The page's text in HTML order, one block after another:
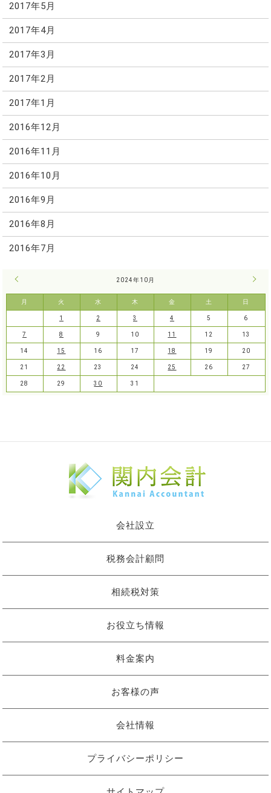
2017年5月
2017年4月
2017年3月
2017年2月
2017年1月
2016年12月
2016年11月
2016年10月
2016年9月
2016年8月
2016年7月
2024年10月
月 火 水 木 金 土 日
11
1 2 3 4 5 6
7 8 9 10 11 12 13
14 15 16 17 18 19 20
21 22 23 24 25 26 27
28 29 30 31
会社設立
税務会計顧問
相続税対策
お役立ち情報
料金案内
お客様の声
会社情報
プライバシーポリシー